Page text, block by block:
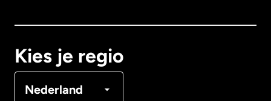
Kies je regio
Nederland